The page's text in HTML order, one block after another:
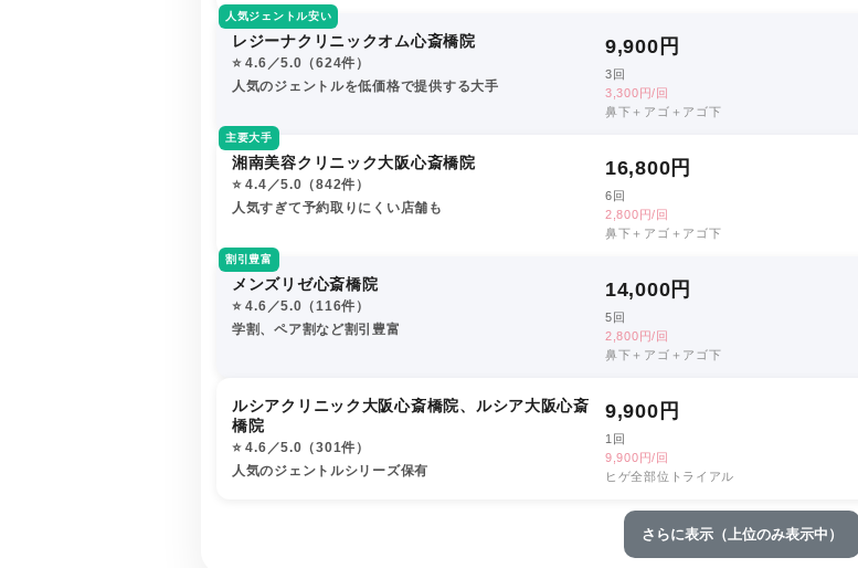
人気ジェントル安い
レジーナクリニックオム心斎橋院
⭐️ 4.6／5.0（624件）
人気のジェントルを低価格で提供する大手
9,900 円
3回
3,300円/回
鼻下＋アゴ＋アゴ下
主要大手
湘南美容クリニック大阪心斎橋院
⭐️ 4.4／5.0（842件）
人気すぎて予約取りにくい店舗も
16,800 円
6回
2,800円/回
鼻下＋アゴ＋アゴ下
割引豊富
メンズリゼ心斎橋院
⭐️ 4.6／5.0（116件）
学割、ペア割など割引豊富
14,000 円
5回
2,800円/回
鼻下＋アゴ＋アゴ下
ルシアクリニック大阪心斎橋院、ルシア大阪心斎
橋院
⭐️ 4.6／5.0（301件）
人気のジェントルシリーズ保有
9,900 円
1回
9,900円/回
ヒゲ全部位トライアル
さらに表示（上位のみ表示中）